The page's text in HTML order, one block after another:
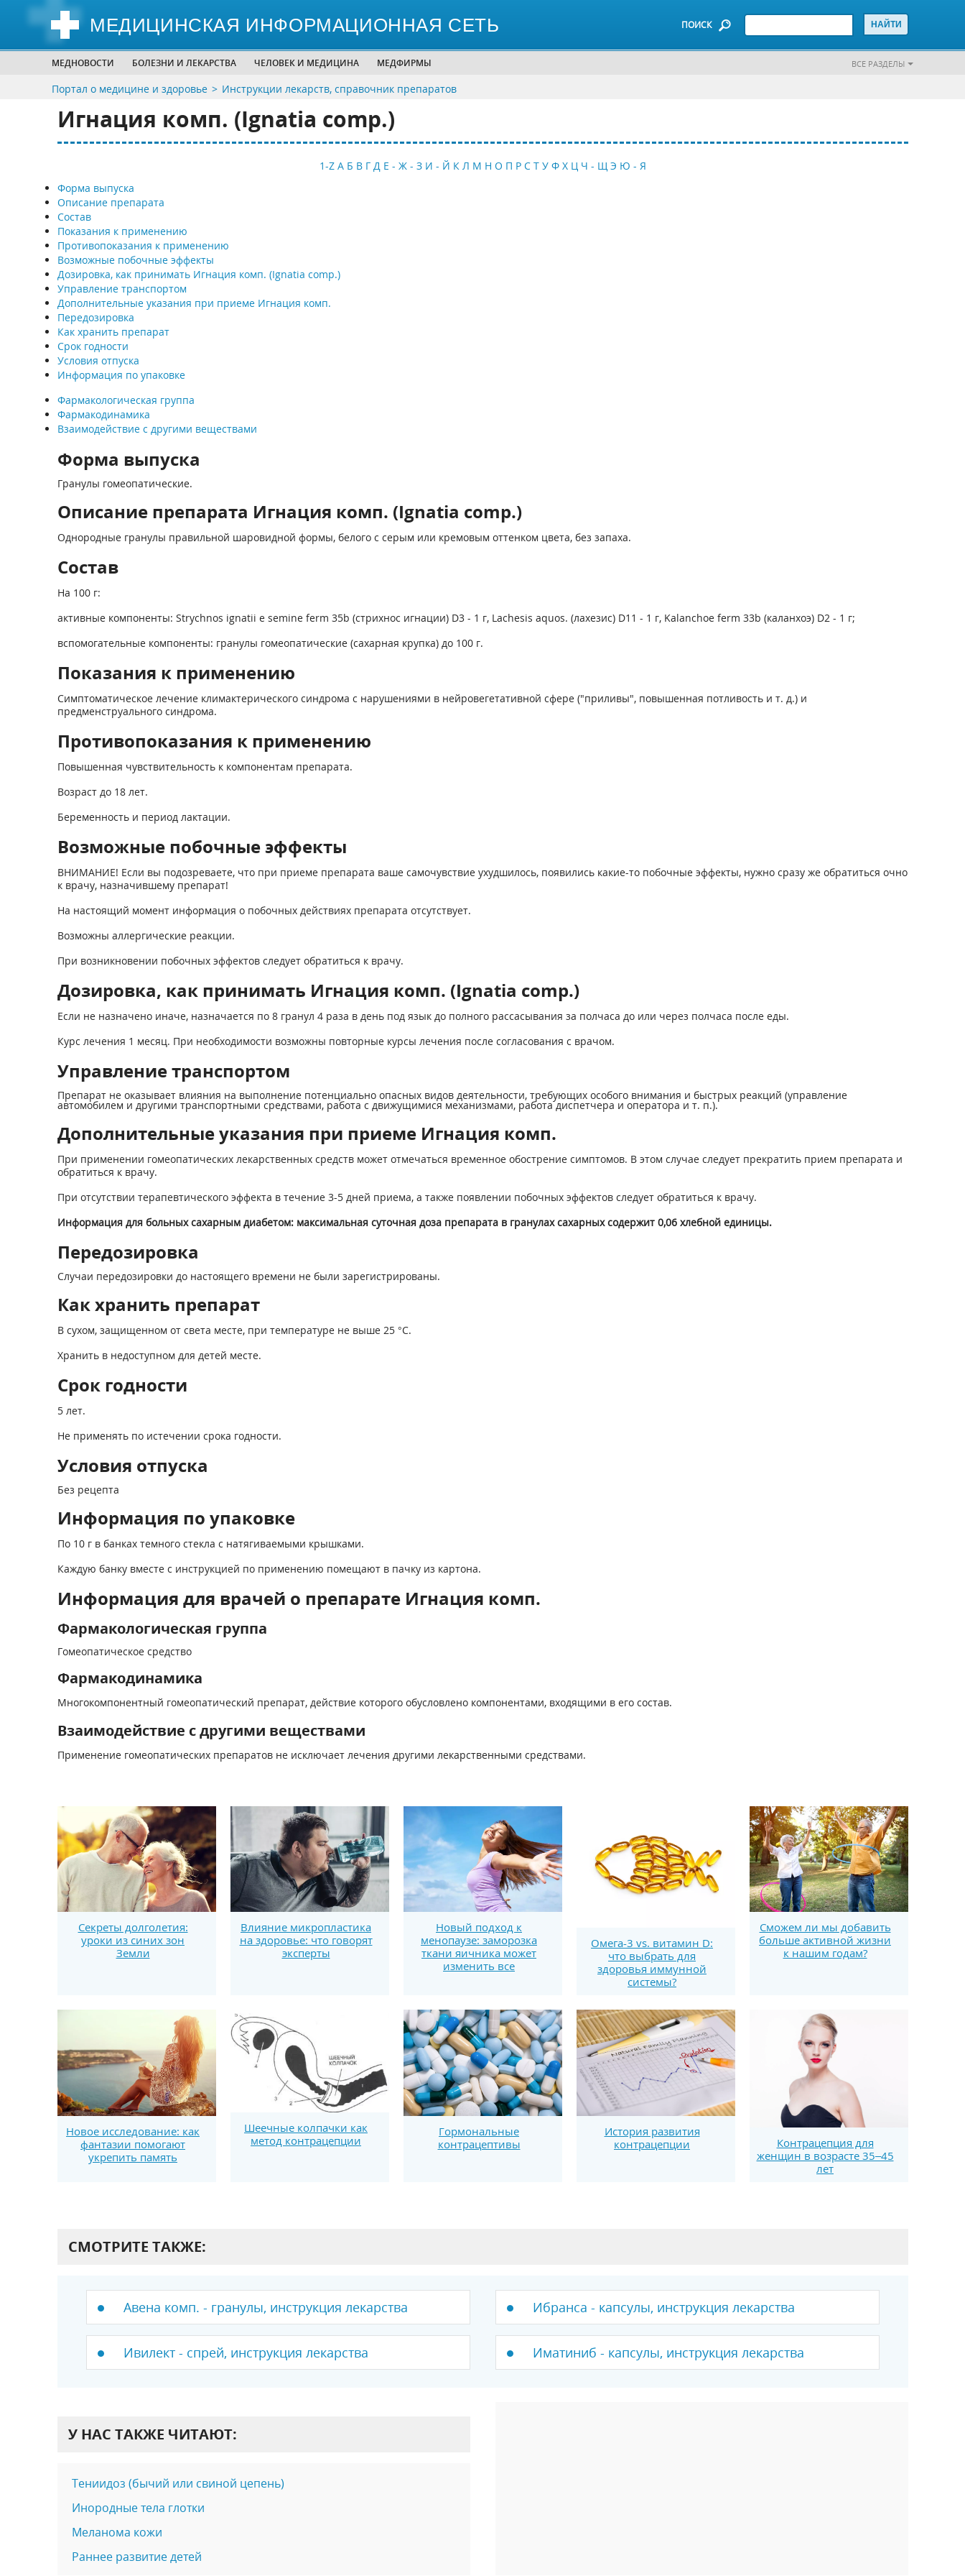
МЕДИЦИНСКАЯ ИНФОРМАЦИОННАЯ СЕТЬ ПОИСК
МЕДНОВОСТИ БОЛЕЗНИ И ЛЕКАРСТВА ЧЕЛОВЕК И МЕДИЦИНА МЕДФИРМЫ ВСЕ РАЗДЕЛЫ
Портал о медицине и здоровье Инструкции лекарств, справочник препаратов
Игнация комп. (Ignatia comp.)
1-Z А Б В Г Д Е - Ж - З И - Й К Л М Н О П Р С Т У Ф Х Ц Ч - Щ Э Ю - Я
Форма выпуска
Описание препарата
Состав
Показания к применению
Противопоказания к применению
Возможные побочные эффекты
Дозировка, как принимать Игнация комп. (Ignatia comp.)
Управление транспортом
Дополнительные указания при приеме Игнация комп.
Передозировка
Как хранить препарат
Срок годности
Условия отпуска
Информация по упаковке
Фармакологическая группа
Фармакодинамика
Взаимодействие с другими веществами
Форма выпуска
Гранулы гомеопатические.
Описание препарата Игнация комп. (Ignatia comp.)
Однородные гранулы правильной шаровидной формы, белого с серым или кремовым оттенком цвета, без запаха.
Состав
На 100 г:
активные компоненты: Strychnos ignatii e semine ferm 35b (стрихнос игнации) D3 - 1 г, Lachesis aquos. (лахезис) D11 - 1 г, Kalanchoe ferm 33b (каланхоэ) D2 - 1 г;
вспомогательные компоненты: гранулы гомеопатические (сахарная крупка) до 100 г.
Показания к применению
Симптоматическое лечение климактерического синдрома с нарушениями в нейровегетативной сфере ("приливы", повышенная потливость и т. д.) и
предменструального синдрома.
Противопоказания к применению
Повышенная чувствительность к компонентам препарата.
Возраст до 18 лет.
Беременность и период лактации.
Возможные побочные эффекты
ВНИМАНИЕ! Если вы подозреваете, что при приеме препарата ваше самочувствие ухудшилось, появились какие-то побочные эффекты, нужно сразу же обратиться очно
к врачу, назначившему препарат!
На настоящий момент информация о побочных действиях препарата отсутствует.
Возможны аллергические реакции.
При возникновении побочных эффектов следует обратиться к врачу.
Дозировка, как принимать Игнация комп. (Ignatia comp.)
Если не назначено иначе, назначается по 8 гранул 4 раза в день под язык до полного рассасывания за полчаса до или через полчаса после еды.
Курс лечения 1 месяц. При необходимости возможны повторные курсы лечения после согласования с врачом.
Управление транспортом
Препарат не оказывает влияния на выполнение потенциально опасных видов деятельности, требующих особого внимания и быстрых реакций (управление
автомобилем и другими транспортными средствами, работа с движущимися механизмами, работа диспетчера и оператора и т. п.).
Дополнительные указания при приеме Игнация комп.
При применении гомеопатических лекарственных средств может отмечаться временное обострение симптомов. В этом случае следует прекратить прием препарата и
обратиться к врачу.
При отсутствии терапевтического эффекта в течение 3-5 дней приема, а также появлении побочных эффектов следует обратиться к врачу.
Информация для больных сахарным диабетом: максимальная суточная доза препарата в гранулах сахарных содержит 0,06 хлебной единицы.
Передозировка
Случаи передозировки до настоящего времени не были зарегистрированы.
Как хранить препарат
В сухом, защищенном от света месте, при температуре не выше 25 °С.
Хранить в недоступном для детей месте.
Срок годности
5 лет.
Не применять по истечении срока годности.
Условия отпуска
Без рецепта
Информация по упаковке
По 10 г в банках темного стекла с натягиваемыми крышками.
Каждую банку вместе с инструкцией по применению помещают в пачку из картона.
Информация для врачей о препарате Игнация комп.
Фармакологическая группа
Гомеопатическое средство
Фармакодинамика
Многокомпонентный гомеопатический препарат, действие которого обусловлено компонентами, входящими в его состав.
Взаимодействие с другими веществами
Применение гомеопатических препаратов не исключает лечения другими лекарственными средствами.
Секреты долголетия:
уроки из синих зон
Земли
Влияние микропластика
на здоровье: что говорят
эксперты
Новый подход к
менопаузе: заморозка
ткани яичника может
изменить все
Омега-3 vs. витамин D:
что выбрать для
здоровья иммунной
системы?
Сможем ли мы добавить
больше активной жизни
к нашим годам?
Новое исследование: как
фантазии помогают
укрепить память
Шеечные колпачки как
метод контрацепции
Гормональные
контрацептивы
История развития
контрацепции
Контрацепция для
женщин в возрасте 35–45
лет
СМОТРИТЕ ТАКЖЕ:
Авена комп. - гранулы, инструкция лекарства Ибранса - капсулы, инструкция лекарства
Ивилект - спрей, инструкция лекарства Иматиниб - капсулы, инструкция лекарства
У НАС ТАКЖЕ ЧИТАЮТ:
Тениидоз (бычий или свиной цепень)
Инородные тела глотки
Меланома кожи
Раннее развитие детей